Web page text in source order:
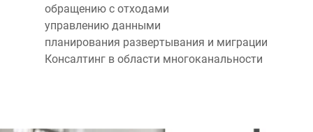
обращению с отходами
управлению данными
планирования развертывания и миграции
Консалтинг в области многоканальности